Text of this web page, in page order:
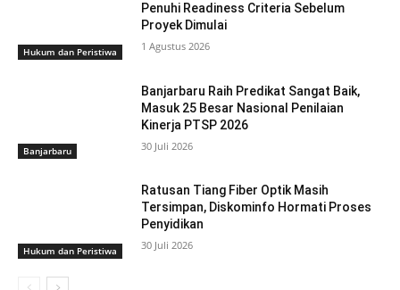
Hukum dan Peristiwa
Penuhi Readiness Criteria Sebelum
Proyek Dimulai
1 Agustus 2026
Banjarbaru
Banjarbaru Raih Predikat Sangat Baik,
Masuk 25 Besar Nasional Penilaian
Kinerja PTSP 2026
30 Juli 2026
Hukum dan Peristiwa
Ratusan Tiang Fiber Optik Masih
Tersimpan, Diskominfo Hormati Proses
Penyidikan
30 Juli 2026